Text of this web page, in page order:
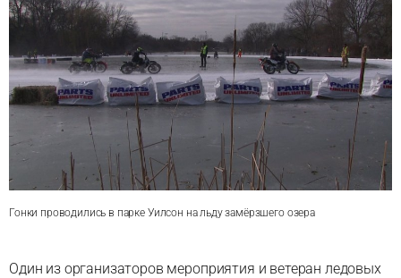
Гонки проводились в парке Уилсон на льду замёрзшего озера
Один из организаторов мероприятия и ветеран ледовых